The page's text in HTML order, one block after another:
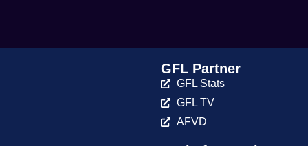
GFL Partner
GFL Stats
GFL TV
AFVD